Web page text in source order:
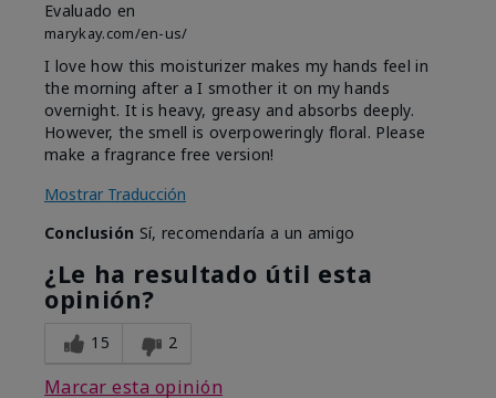
Evaluado en
marykay.com/en-us/
I love how this moisturizer makes my hands feel in
the morning after a I smother it on my hands
overnight. It is heavy, greasy and absorbs deeply.
However, the smell is overpoweringly floral. Please
make a fragrance free version!
Mostrar Traducción
Conclusión Sí, recomendaría a un amigo
¿Le ha resultado útil esta
opinión?
15 2
Marcar esta opinión